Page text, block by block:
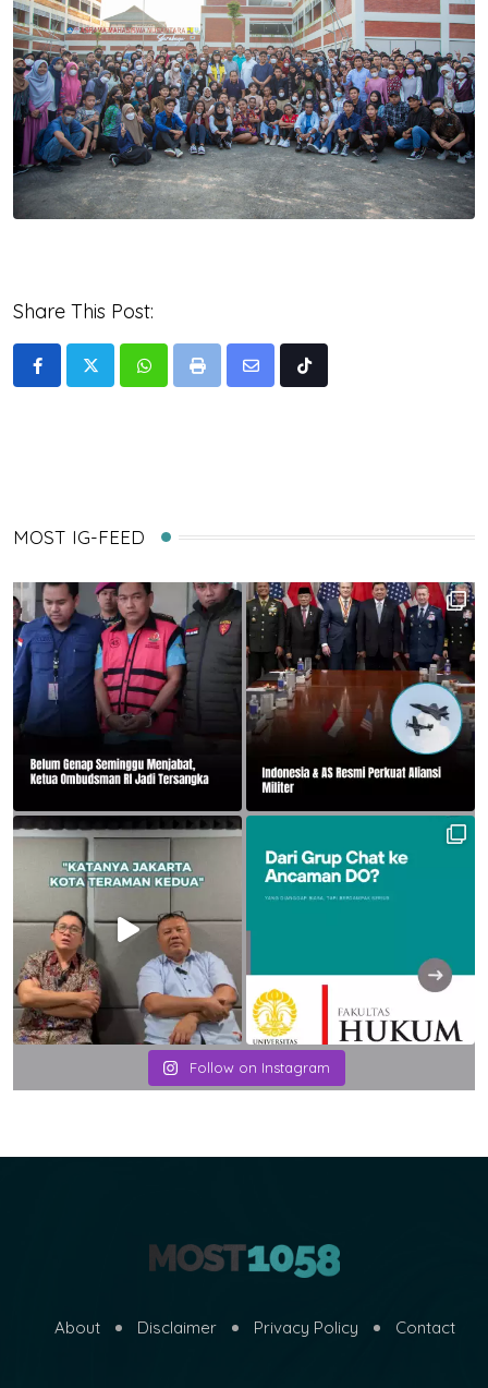
Share This Post:
WhatsappPrint
Share
Tiktok
MOST IG-FEED
Follow on Instagram
About Disclaimer Privacy Policy Contact